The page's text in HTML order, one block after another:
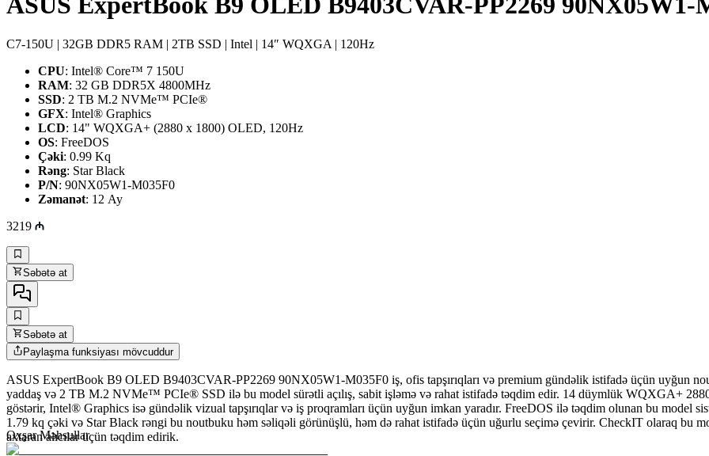
C7-150U | 32GB DDR5 RAM | 2TB SSD | Intel | 14″ WQXGA | 120Hz
CPU: Intel® Core™ 7 150U
RAM: 32 GB DDR5X 4800MHz
SSD: 2 TB M.2 NVMe™ PCIe®
GFX: Intel® Graphics
LCD: 14" WQXGA+ (2880 x 1800) OLED, 120Hz
OS: FreeDOS
Çəki: 0.99 Kq
Rəng: Star Black
P/N: 90NX05W1-M035F0
Zəmanət: 12 Ay
3219
Səbətə at
Səbətə at
Paylaşma funksiyası mövcuddur
ASUS ExpertBook B9 OLED B9403CVAR-PP2269 90NX05W1-M035F0 iş, ofis tapşırıqları və premium gündəlik istifadə üçün uyğun
yaddaş və 2 TB M.2 NVMe™ PCIe® SSD ilə bu model sürətli açılış, sabit işləmə və rahat istifadə təqdim edir. 14 düymlük WQXGA+
göstərir, Intel® Graphics isə gündəlik vizual tapşırıqlar və iş proqramları üçün uyğun imkan yaradır. FreeDOS ilə təqdim olunan bu model
1.79 kq çəki və Star Black rəngi bu noutbuku həm səliqəli görünüşlü, həm də rahat istifadə üçün uğurlu seçimə çevirir. CheckIT olaraq bu
axtaran alıcılar üçün təqdim edirik.
Oxşar Məhsullar